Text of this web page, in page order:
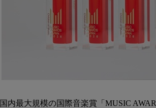
国内最大規模の国際音楽賞「MUSIC